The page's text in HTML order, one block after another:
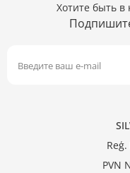
Хотите быть в
PVN